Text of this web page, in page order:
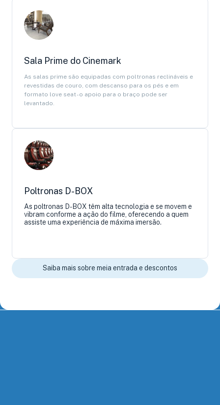
Sala Prime do Cinemark
As salas prime são equipadas com poltronas reclináveis e
revestidas de couro, com descanso para os pés e em
formato love seat - o apoio para o braço pode ser
levantado.
Poltronas D-BOX
As poltronas D-BOX têm alta tecnologia e se movem e
vibram conforme a ação do filme, oferecendo a quem
assiste uma experiência de máxima imersão.
Saiba mais sobre meia entrada e descontos